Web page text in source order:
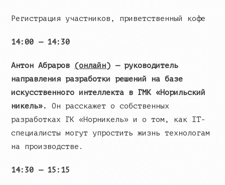
Регистрация участников, приветственный кофе
14:00 — 14:30
Антон Абраров (онлайн) — руководитель
направления разработки решений на базе
искусственного интеллекта в ГМК «Норильский
никель».Он расскажет о собственных
разработках ГК «Норникель» и о том, как IT-
специалисты могут упростить жизнь технологам
на производстве.
14:30 — 15:15